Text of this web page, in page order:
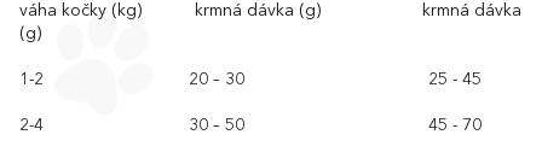
váha kočky (kg) krmná dávka (g) krmná dávka
(g)
1-2 20 – 30 25 - 45
2-4 30 – 50 45 - 70